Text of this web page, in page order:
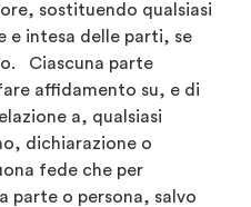
sostituendo qualsiasi
e intesa delle parti, se
Ciascuna parte
affidamento su, e di
a, qualsiasi
dichiarazione o
fede che per
parte o persona, salvo